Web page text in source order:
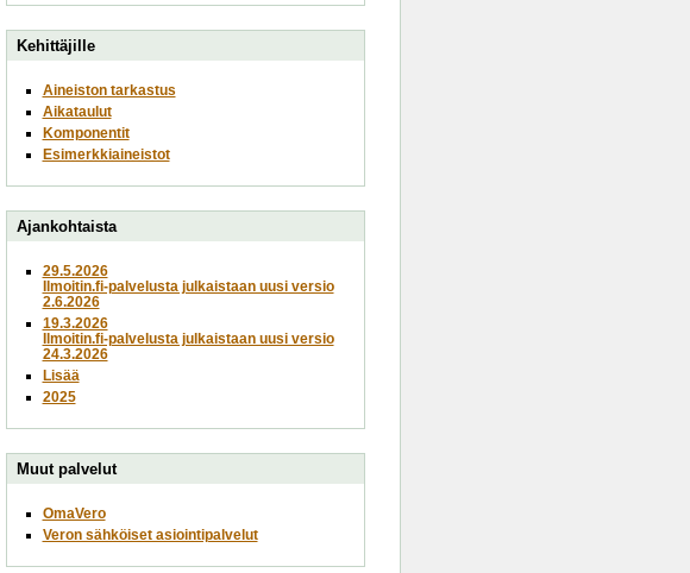
Kehittäjille
Aineiston tarkastus
Aikataulut
Komponentit
Esimerkkiaineistot
Ajankohtaista
29.5.2026
Ilmoitin.fi-palvelusta julkaistaan uusi versio
2.6.2026
19.3.2026
Ilmoitin.fi-palvelusta julkaistaan uusi versio
24.3.2026
Lisää
2025
Muut palvelut
OmaVero
Veron sähköiset asiointipalvelut